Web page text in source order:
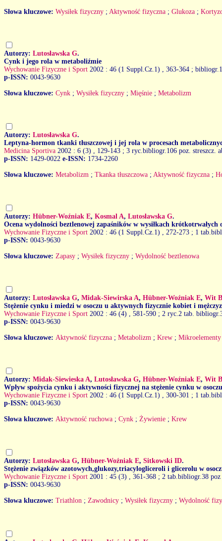
Słowa kluczowe: Wysiłek fizyczny ; Aktywność fizyczna ; Glukoza ;
Autorzy: Lutosławska G.
Cynk i jego rola w metaboliźmie
Wychowanie Fizyczne i Sport 2002 : 46 (1 Suppl.Cz.1)
, 363-364 ;
p-ISSN: 0043-9630
Słowa kluczowe: Cynk ; Wysiłek fizyczny ; Mięśnie ; Metabolizm
Autorzy: Lutosławska G.
Leptyna-hormon tkanki tłuszczowej i jej rola w procesach
Medicina Sportiva 2002 : 6 (3)
, 129-143 ; 3 ryc.bibliogr.106 poz. streszcz.
p-ISSN: 1429-0022 e-ISSN: 1734-2260
Słowa kluczowe: Metabolizm ; Tkanka tłuszczowa ; Aktywność fizyczna ;
Autorzy: Hübner-Woźniak E, Kosmal A, Lutosławska G.
Ocena wydolności beztlenowej zapaśników w wysiłkach krótkotrwałych
Wychowanie Fizyczne i Sport 2002 : 46 (1 Suppl.Cz.1)
, 272-273 ; 1
p-ISSN: 0043-9630
Słowa kluczowe: Zapasy ; Wysiłek fizyczny ; Wydolność beztlenowa
Autorzy: Lutosławska G, Midak-Siewirska A, Hübner-Woźniak E, Wit B
Stężenie cynku i miedzi w osoczu u aktywnych fizycznie kobiet i
Wychowanie Fizyczne i Sport 2002 : 46 (4)
, 581-590 ; 2 ryc.2 tab.
p-ISSN: 0043-9630
Słowa kluczowe: Aktywność fizyczna ; Metabolizm ; Krew ; Mikroelementy
Autorzy: Midak-Siewieska A, Lutosławska G, Hübner-Woźniak E, Wit B
Wpływ spożycia cynku i aktywności fizycznej na stężenie cynku w osoczu
Wychowanie Fizyczne i Sport 2002 : 46 (1 Suppl.Cz.1)
, 300-301 ; 1
p-ISSN: 0043-9630
Słowa kluczowe: Aktywność ruchowa ; Cynk ; Żywienie ; Krew
Autorzy: Lutosławska G, Hübner-Woźniak E, Sitkowski ID.
Stężenie związków azotowych,glukozy,triacylogliceroli i glicerolu w
Wychowanie Fizyczne i Sport 2001 : 45 (3)
, 361-368 ; 2 tab.bibliogr.38 poz
p-ISSN: 0043-9630
Słowa kluczowe: Triathlon ; Zawodnicy ; Wysiłek fizyczny ; Wydolność